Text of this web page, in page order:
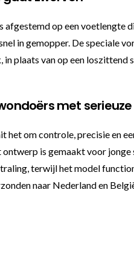
afgestemd op een voetlengte
in gemopper. De speciale
in plaats van op een
met
het om controle, precisie en
ontwerp is gemaakt voor
terwijl het model
naar Nederland en